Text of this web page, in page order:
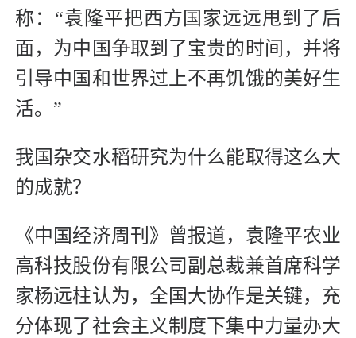
称：“袁隆平把西方国家远远甩到了后
面，为中国争取到了宝贵的时间，并将
引导中国和世界过上不再饥饿的美好生
活。”
我国杂交水稻研究为什么能取得这么大
的成就？
《中国经济周刊》曾报道，袁隆平农业
高科技股份有限公司副总裁兼首席科学
家杨远柱认为，全国大协作是关键，充
分体现了社会主义制度下集中力量办大